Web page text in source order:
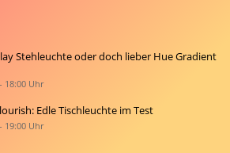
Stehleuchte oder doch lieber Hue Gradient
18:00 Uhr
Edle Tischleuchte im Test
19:00 Uhr